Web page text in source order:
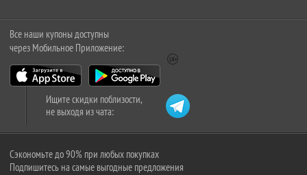
Все наши купоны доступны
через Мобильное Приложение:
Ищите скидки поблизости,
не выходя из чата:
Сэкономьте до 90% при любых покупках
Подпишитесь на самые выгодные предложения